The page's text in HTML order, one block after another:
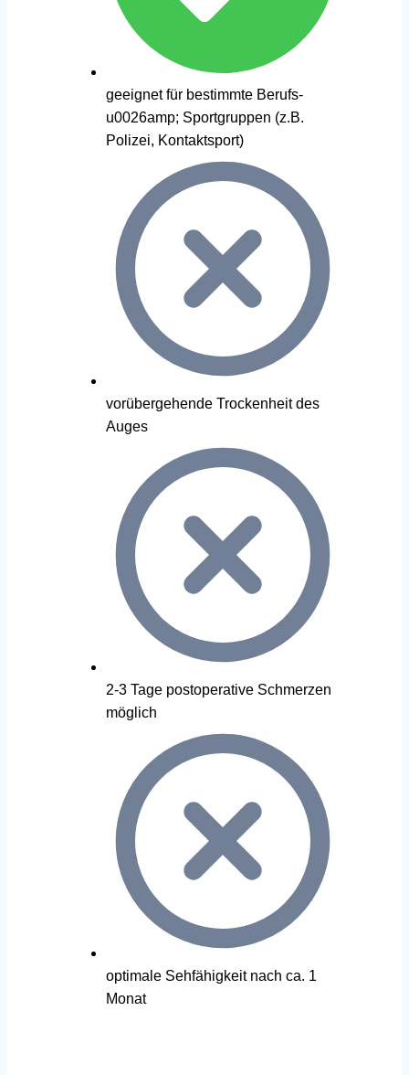
geeignet für bestimmte Berufs-
u0026amp; Sportgruppen (z.B.
Polizei, Kontaktsport)
vorübergehende Trockenheit des
Auges
2-3 Tage postoperative Schmerzen
möglich
optimale Sehfähigkeit nach ca. 1
Monat